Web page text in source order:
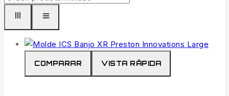
COMPARAR VISTA RÁPIDA